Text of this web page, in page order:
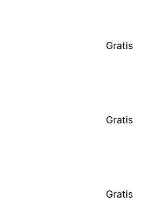
Gratis
Gratis
Gratis